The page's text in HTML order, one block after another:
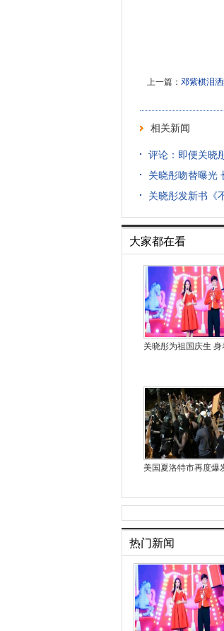
上一篇： 邓紫棋泪
相关新闻
评论：即便关晓
关晓彤吻替曝光
关晓彤发新书《
大家都在看
关晓彤为祖国庆生 身
美国夏洛特市再度爆
热门新闻